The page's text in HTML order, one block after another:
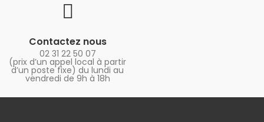
Contactez nous
02 31 22 50 07
(prix d’un appel local à partir
d’un poste fixe) du lundi au
vendredi de 9h à 18h